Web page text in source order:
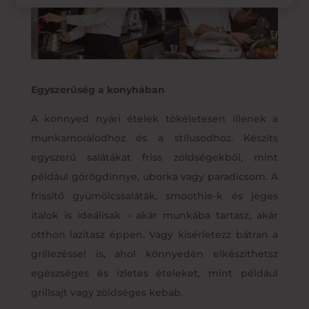
Egyszerűség a konyhában
A könnyed nyári ételek tökéletesen illenek a
munkamorálodhoz és a stílusodhoz. Készíts
egyszerű salátákat friss zöldségekből, mint
például görögdinnye, uborka vagy paradicsom. A
frissítő gyümölcssaláták, smoothie-k és jeges
italok is ideálisak – akár munkába tartasz, akár
otthon lazítasz éppen. Vagy kísérletezz bátran a
grillezéssel is, ahol könnyedén elkészíthetsz
egészséges és ízletes ételeket, mint például
grillsajt vagy zöldséges kebab.